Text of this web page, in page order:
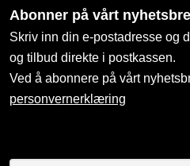
Abonner på vårt
Skriv inn din e-postadresse og
og tilbud direkte i postkassen.
Ved å abonnere på vårt
personvernerklæring